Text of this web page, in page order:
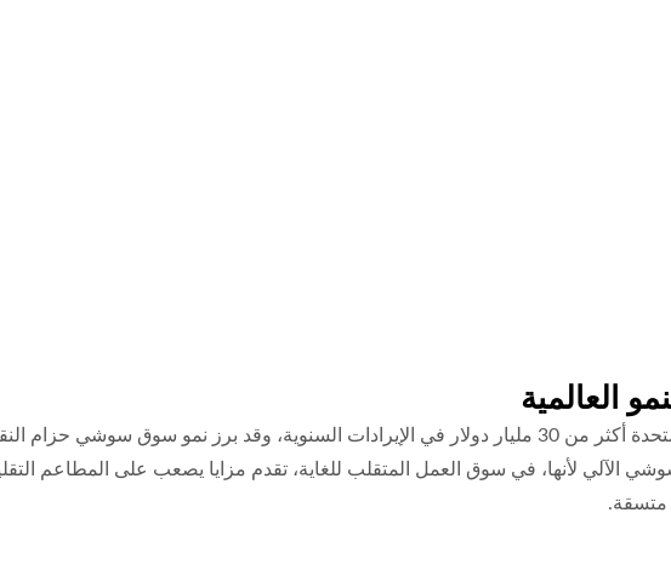
تولد صناعة مطاعم السوشي في الولايات المتحدة أكثر من 30 مليار دولار في الإيرادات السنوية، وقد
الآلي لأنها، في سوق العمل المتقلب للغاية، تقدم مزايا يصعب على المطاعم
متسقة.